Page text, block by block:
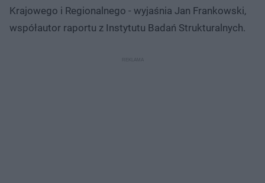
Krajowego i Regionalnego - wyjaśnia Jan Frankowski,
współautor raportu z Instytutu Badań Strukturalnych.